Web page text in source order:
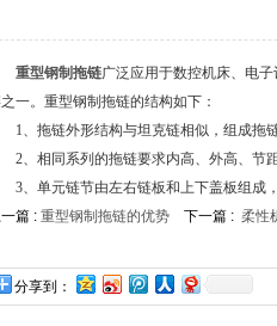
重型钢制拖链广泛应用于数控机床、电
一。重型钢制拖链的结构如下：
、拖链外形结构与坦克链相似，组成拖链
、相同系列的拖链要求内高、外高、节距
、单元链节由左右链板和上下盖板组成，
篇 : 重型钢制拖链的优势下一篇 : 柔性
分享到：